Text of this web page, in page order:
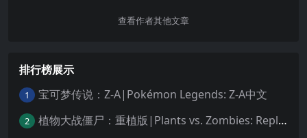
查看作者其他文章
排行榜展示
1 宝可梦传说：Z-A|Pokémon Legends: Z-A中文
2 植物大战僵尸：重植版|Plants vs. Zombies: Replanted中文